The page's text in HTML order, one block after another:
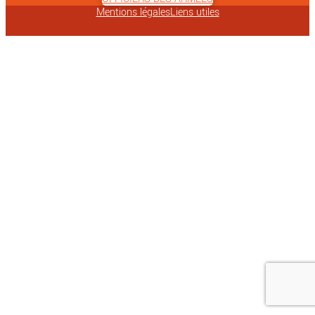
Mentions légalesLiens utiles